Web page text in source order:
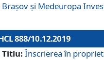
Brașov și Medeuropa
888/10.12.2019
Titlu: Înscrierea în